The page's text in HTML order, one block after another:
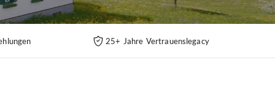
25+ Jahre Vertrauenslegacy